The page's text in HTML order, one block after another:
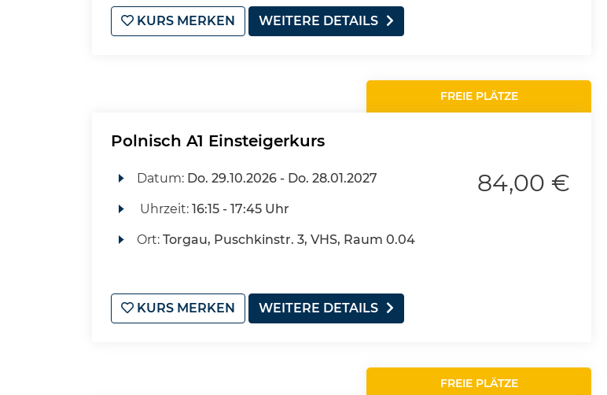
KURS MERKEN WEITERE DETAILS
FREIE PLÄTZE
Polnisch A1 Einsteigerkurs
Datum: Do. 29.10.2026 - Do. 28.01.2027
Uhrzeit: 16:15 - 17:45 Uhr
Ort: Torgau, Puschkinstr. 3, VHS, Raum 0.04
84,00 €
KURS MERKEN WEITERE DETAILS
FREIE PLÄTZE